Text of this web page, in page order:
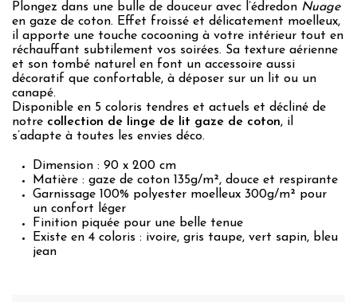
Plongez dans une bulle de douceur avec l’édredon Nuage
en gaze de coton. Effet froissé et délicatement moelleux,
il apporte une touche cocooning à votre intérieur tout en
réchauffant subtilement vos soirées. Sa texture aérienne
et son tombé naturel en font un accessoire aussi
décoratif que confortable, à déposer sur un lit ou un
canapé.
Disponible en 5 coloris tendres et actuels et décliné de
notre collection de linge de lit gaze de coton, il
s’adapte à toutes les envies déco.
Dimension : 90 x 200 cm
Matière : gaze de coton 135g/m², douce et respirante
Garnissage 100% polyester moelleux 300g/m² pour
un confort léger
Finition piquée pour une belle tenue
Existe en 4 coloris : ivoire, gris taupe, vert sapin, bleu
jean